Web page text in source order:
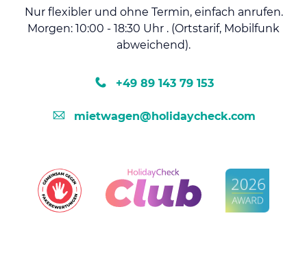
Nur flexibler und ohne Termin, einfach anrufen.
Morgen: 10:00 - 18:30 Uhr . (Ortstarif, Mobilfunk
abweichend).
+49 89 143 79 153
mietwagen@holidaycheck.com